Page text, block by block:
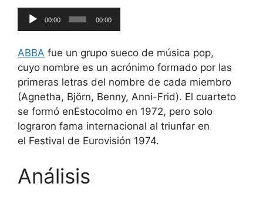
Reproductor
de
00:00 00:00
ABBA fue un grupo sueco de música pop,
cuyo nombre es un acrónimo formado por las
primeras letras del nombre de cada miembro
(Agnetha, Björn, Benny, Anni-Frid). El cuarteto
se formó enEstocolmo en 1972, pero solo
lograron fama internacional al triunfar en
el Festival de Eurovisión 1974.
Análisis